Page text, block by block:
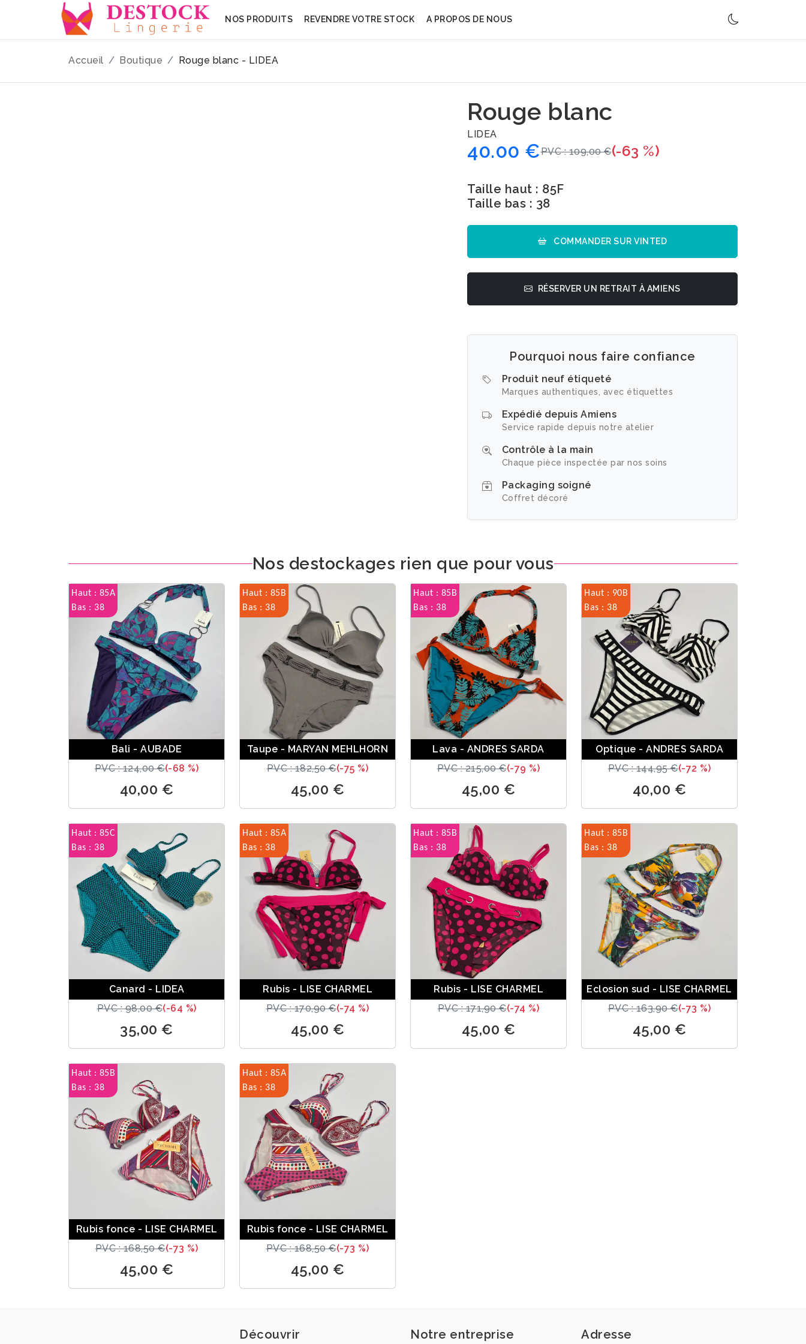
NOS PRODUITS REVENDRE VOTRE STOCK A PROPOS DE NOUS
Accueil Boutique Rouge blanc - LIDEA
Rouge blanc
LIDEA
40.00 €PVC : 109,00 €(-63 %)
Taille haut : 85F
Taille bas : 38
COMMANDER SUR VINTED
RÉSERVER UN RETRAIT À AMIENS
Pourquoi nous faire confiance
Produit neuf étiqueté
Marques authentiques, avec étiquettes
Expédié depuis Amiens
Service rapide depuis notre atelier
Contrôle à la main
Chaque pièce inspectée par nos soins
Packaging soigné
Coffret décoré
Nos destockages rien que pour vous
Haut : 85A
Bas : 38
Bali - AUBADE
PVC : 124,00 €(-68 %)
40,00 €
Haut : 85B
Bas : 38
Taupe - MARYAN MEHLHORN
PVC : 182,50 €(-75 %)
45,00 €
Haut : 85B
Bas : 38
Lava - ANDRES SARDA
PVC : 215,00 €(-79 %)
45,00 €
Haut : 90B
Bas : 38
Optique - ANDRES SARDA
PVC : 144,95 €(-72 %)
40,00 €
Haut : 85C
Bas : 38
Canard - LIDEA
PVC : 98,00 €(-64 %)
35,00 €
Haut : 85A
Bas : 38
Rubis - LISE CHARMEL
PVC : 170,90 €(-74 %)
45,00 €
Haut : 85B
Bas : 38
Rubis - LISE CHARMEL
PVC : 171,90 €(-74 %)
45,00 €
Haut : 85B
Bas : 38
Eclosion sud - LISE CHARMEL
PVC : 163,90 €(-73 %)
45,00 €
Haut : 85B
Bas : 38
Rubis fonce - LISE CHARMEL
PVC : 168,50 €(-73 %)
45,00 €
Haut : 85A
Bas : 38
Rubis fonce - LISE CHARMEL
PVC : 168,50 €(-73 %)
45,00 €
Découvrir Notre entreprise Adresse